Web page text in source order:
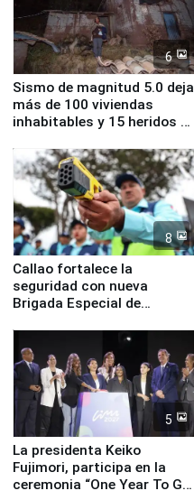
6
Sismo de magnitud 5.0 deja
más de 100 viviendas
inhabitables y 15 heridos en
8
Callao fortalece la
seguridad con nueva
Brigada Especial de
equipamiento para
Serenazgo
5
La presidenta Keiko
Fujimori, participa en la
ceremonia “One Year To Go